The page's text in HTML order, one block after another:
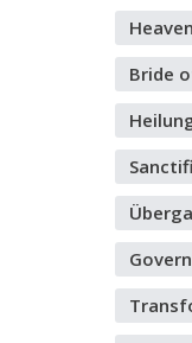
Heaven
Bride